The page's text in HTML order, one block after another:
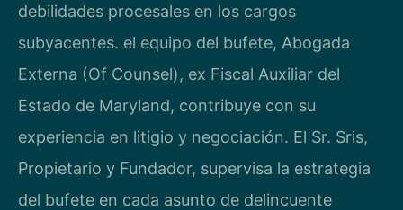
debilidades procesales en los cargos
subyacentes. el equipo del bufete, Abogada
Externa (Of Counsel), ex Fiscal Auxiliar del
Estado de Maryland, contribuye con su
experiencia en litigio y negociación. El Sr. Sris,
Propietario y Fundador, supervisa la estrategia
del bufete en cada asunto de delincuente